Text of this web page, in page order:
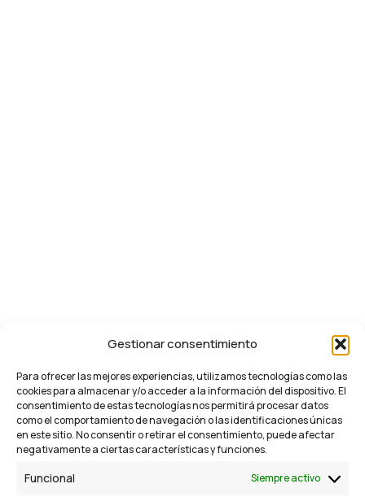
Gestionar consentimiento
Para ofrecer las mejores experiencias, utilizamos tecnologías como las
cookies para almacenar y/o acceder a la información del dispositivo. El
consentimiento de estas tecnologías nos permitirá procesar datos
como el comportamiento de navegación o las identificaciones únicas
en este sitio. No consentir o retirar el consentimiento, puede afectar
negativamente a ciertas características y funciones.
Funcional Siempre activo
info@budamarketing.es